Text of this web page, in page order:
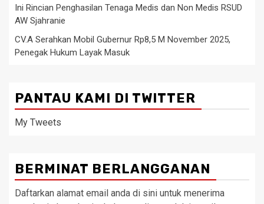
Ini Rincian Penghasilan Tenaga Medis dan Non Medis RSUD
AW Sjahranie
CV.A Serahkan Mobil Gubernur Rp8,5 M November 2025,
Penegak Hukum Layak Masuk
PANTAU KAMI DI TWITTER
My Tweets
BERMINAT BERLANGGANAN
Daftarkan alamat email anda di sini untuk menerima